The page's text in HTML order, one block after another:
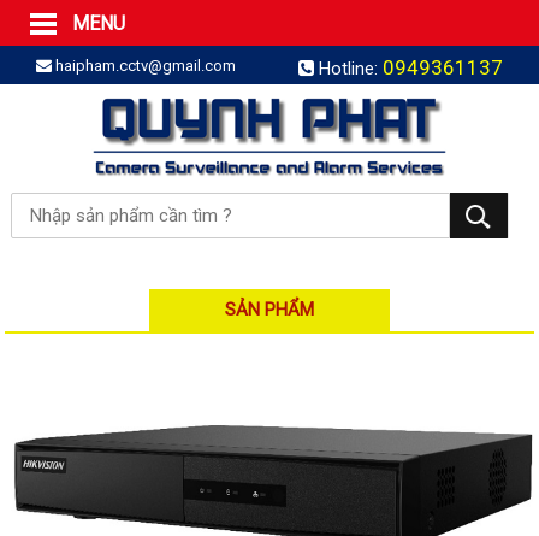
MENU
Trang Chủ
Sản phẩm
SẢN PHẨM TRỌN GÓI
LẮP BÁO TRỘM TRỌN GÓI
LẮP CAMERA TRỌN GÓI
Camera IP
Camera IP KBVISION
Camera IP HIKVISION
Camera IP Visionhitech
Đầu ghi IP | NVR
Đầu ghi IP HIKVISION
haipham.cctv@gmail.com Hotline: 0949361137
SẢN PHẨM